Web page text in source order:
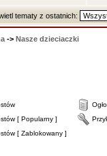
tematy z ostatnich:
-> Nasze dzieciaczki
[ Popularny ]
[ Zablokowany ]